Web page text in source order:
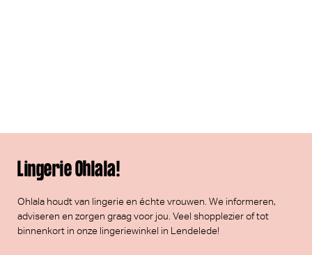
Lingerie Ohlala!
Ohlala houdt van lingerie en échte vrouwen. We informeren,
adviseren en zorgen graag voor jou. Veel shopplezierof tot
binnenkort in onze lingeriewinkel in Lendelede!